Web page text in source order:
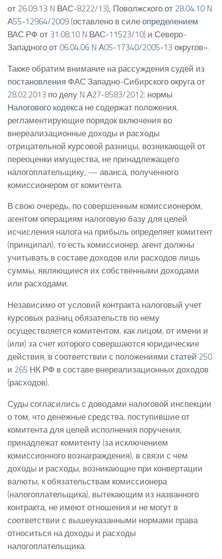
от 26.09.13 N ВАС-8222/13), Поволжскогоот 28.04.10 N
А55-12964/2009 (оставлено в силеопределением
ВАС РФ от 31.08.10 N ВАС-11523/10) и Северо-
Западногоот 06.04.06 N А05-17340/2005-13 округов».
Также обратим внимание на рассуждения судей из
постановления ФАС Западно-Сибирского округа от
28.02.2013 по делу N А27-8583/2012: нормы
Налогового кодексане содержат положения,
регламентирующие порядок включения во
внереализационные доходы и расходы
отрицательной курсовой разницы, возникающей от
переоценки имущества, не принадлежащего
налогоплательщику, — аванса, полученного
комиссионером от комитента.
В свою очередь, по совершенным комиссионером,
агентом операциям налоговую базу для целей
исчисления налога на прибыль определяет комитент
(принципал), то есть комиссионер, агент должны
учитывать в составе доходов или расходов лишь
суммы, являющиеся их собственными доходами
или расходами.
Независимо от условий контракта налоговый учет
курсовых разниц обязательств по нему
осуществляется комитентом, как лицом, от имени и
(или) за счет которого совершаются юридические
действия, в соответствии с положениями статей 250
и 265 НК РФ в составе внереализационных доходов
(расходов).
Суды согласились с доводами налоговой инспекции
о том, что денежные средства, поступившие от
комитента для целей исполнения поручения,
принадлежат комитенту (за исключением
комиссионного вознаграждения), в связи с чем
доходы и расходы, возникающие при конвертации
валюты, к обязательствам комиссионера
(налогоплательщика), вытекающим из названного
контракта, не имеют отношения и не могут в
соответствии с вышеуказанными нормами права
относиться на доходы и расходы
налогоплательщика.